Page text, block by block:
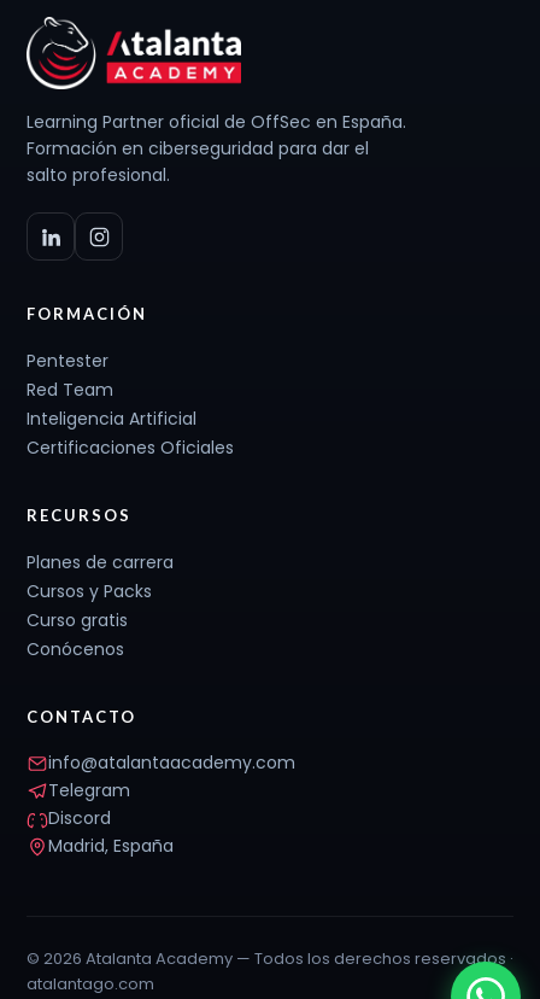
Learning Partner oficial de OffSec en España.
Formación en ciberseguridad para dar el
salto profesional.
FORMACIÓN
Pentester
Red Team
Inteligencia Artificial
Certificaciones Oficiales
RECURSOS
Planes de carrera
Cursos y Packs
Curso gratis
Conócenos
CONTACTO
info@atalantaacademy.com
Telegram
Discord
Madrid, España
© 2026 Atalanta Academy — Todos los derechos reservados ·
atalantago.com